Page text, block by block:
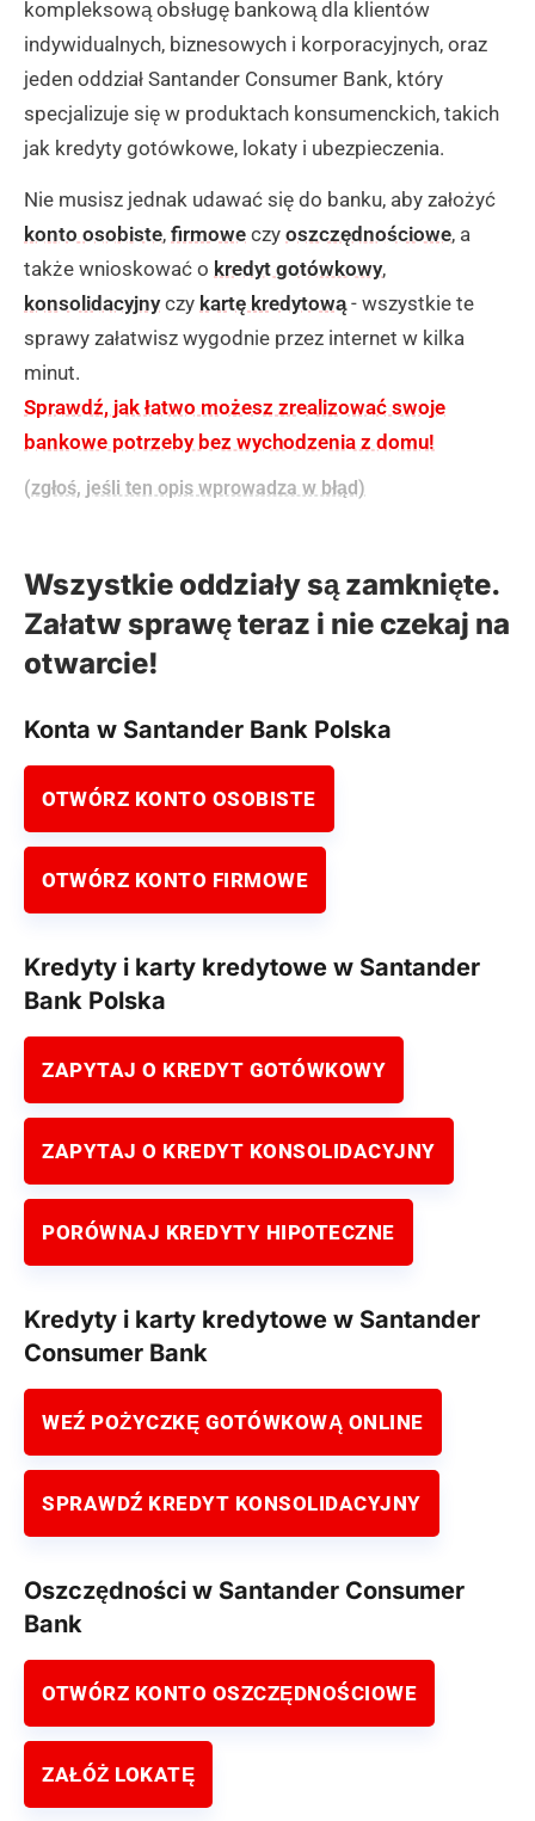
kompleksową obsługę bankową dla klientów
indywidualnych, biznesowych i korporacyjnych, oraz
jeden oddział Santander Consumer Bank, który
specjalizuje się w produktach konsumenckich, takich
jak kredyty gotówkowe, lokaty i ubezpieczenia.
Nie musisz jednak udawać się do banku, aby założyć
konto osobiste, firmowe czy oszczędnościowe, a
także wnioskować o kredyt gotówkowy,
konsolidacyjnyczy kartę kredytową- wszystkie te
sprawy załatwisz wygodnie przez internet w kilka
minut.
Sprawdź, jak łatwo możesz zrealizować swoje
bankowe potrzeby bez wychodzenia z domu!
(zgłoś, jeśli ten opis wprowadza w błąd)
Wszystkie oddziały są zamknięte.
Załatw sprawę teraz i nie czekaj na
otwarcie!
Konta w Santander Bank Polska
OTWÓRZ KONTO OSOBISTE
OTWÓRZ KONTO FIRMOWE
Kredyty i karty kredytowe w Santander
Bank Polska
ZAPYTAJ O KREDYT GOTÓWKOWY
ZAPYTAJ O KREDYT KONSOLIDACYJNY
PORÓWNAJ KREDYTY HIPOTECZNE
Kredyty i karty kredytowe w Santander
Consumer Bank
WEŹ POŻYCZKĘ GOTÓWKOWĄ ONLINE
SPRAWDŹ KREDYT KONSOLIDACYJNY
Oszczędności w Santander Consumer
Bank
OTWÓRZ KONTO OSZCZĘDNOŚCIOWE
ZAŁÓŻ LOKATĘ